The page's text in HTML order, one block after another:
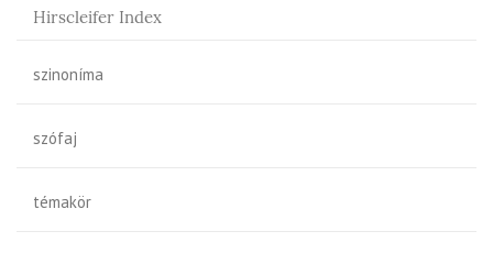
Hirscleifer Index
szinoníma
szófaj
témakör